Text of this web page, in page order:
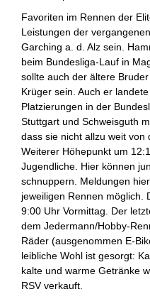
Favoriten im Rennen der
Leistungen der
Garching a. d. Alz sein.
beim Bundesliga-Lauf in
sollte auch der ältere
Krüger sein. Auch er
Platzierungen in der
Stuttgart und Schweisguth
dass sie nicht allzu weit von
Weiterer Höhepunkt um
Jugendliche. Hier können
schnuppern. Meldungen
jeweiligen Rennen möglich.
9:00 Uhr Vormittag. Der
dem Jedermann/Hobby-
Räder (ausgenommen E-
leibliche Wohl ist gesorgt:
kalte und warme Getränke
RSV verkauft.